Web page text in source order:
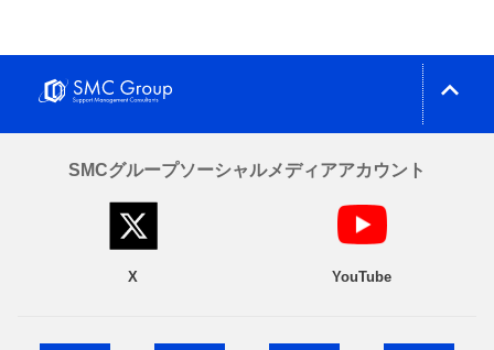
expand_less
SMCグループソーシャルメディアアカウント
X YouTube